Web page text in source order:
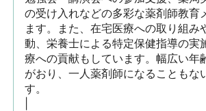
の受け入れなどの多彩な薬剤師教育
ます。また、在宅医療への取り組み
動、栄養士による特定保健指導の実
療への貢献もしています。幅広い年
がおり、一人薬剤師になることもな
す。